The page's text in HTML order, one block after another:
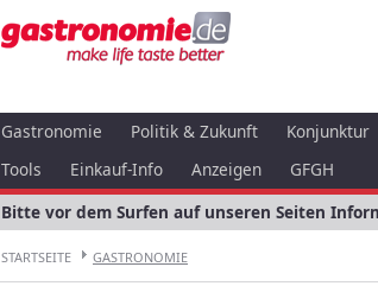
Gastronomie Politik & Zukunft Konjunktur
Tools
Einkauf-Info Anzeigen
GFGH
Bitte vor dem Surfen auf unseren Seiten
STARTSEITE GASTRONOMIE